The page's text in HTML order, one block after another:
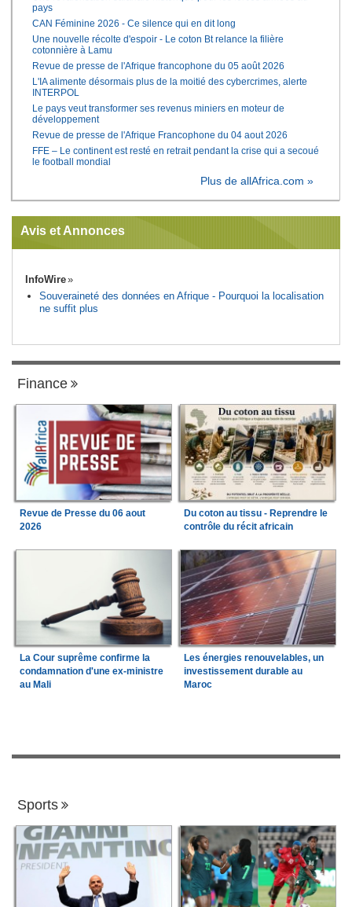
pays
CAN Féminine 2026 - Ce silence qui en dit long
Une nouvelle récolte d'espoir - Le coton Bt relance la filière
cotonnière à Lamu
Revue de presse de l'Afrique francophone du 05 août 2026
L'IA alimente désormais plus de la moitié des cybercrimes, alerte
INTERPOL
Le pays veut transformer ses revenus miniers en moteur de
développement
Revue de presse de l'Afrique Francophone du 04 aout 2026
FFE – Le continent est resté en retrait pendant la crise qui a secoué
le football mondial
Plus de allAfrica.com »
Avis et Annonces
InfoWire
Souveraineté des données en Afrique - Pourquoi la localisation
ne suffit plus
Finance
Revue de Presse du 06 aout
2026
Du coton au tissu - Reprendre le
contrôle du récit africain
La Cour suprême confirme la
condamnation d'une ex-ministre
au Mali
Les énergies renouvelables, un
investissement durable au
Maroc
Sports